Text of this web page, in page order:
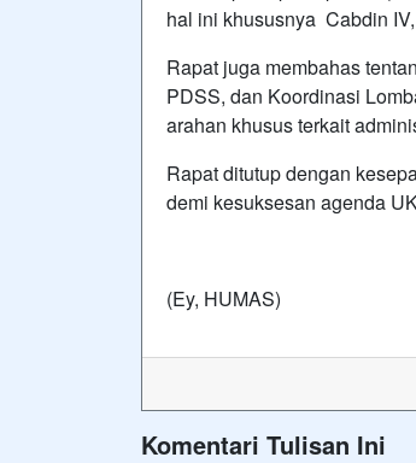
hal ini khususnya Cabdin
Rapat juga membahas
PDSS, dan Koordinasi
arahan khusus terkait
Rapat ditutup dengan
demi kesuksesan agenda
(Ey, HUMAS)
Komentari Tulisan Ini